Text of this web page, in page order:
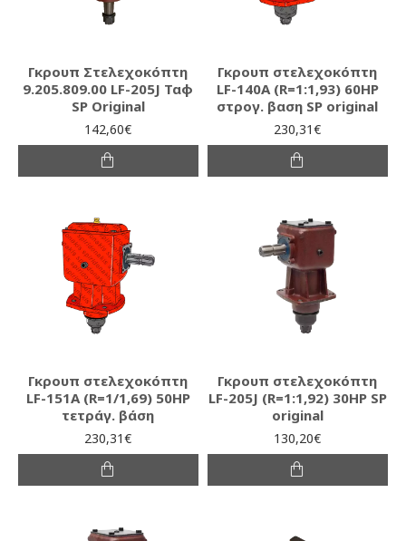
Γκρουπ Στελεχοκόπτη
9.205.809.00 LF-205J Ταφ
SP Original
142,60€
Γκρουπ στελεχοκόπτη
LF-140A (R=1:1,93) 60HP
στρογ. βαση SP original
230,31€
Γκρουπ στελεχοκόπτη
LF-151A (R=1/1,69) 50HP
τετράγ. βάση
230,31€
Γκρουπ στελεχοκόπτη
LF-205J (R=1:1,92) 30HP SP
original
130,20€